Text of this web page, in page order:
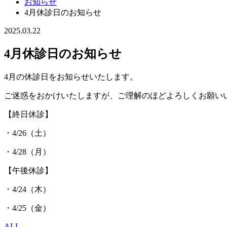
4月休診日のお知らせ
2025.03.22
4月休診日のお知らせ
4月の休診日をお知らせいたします。
ご迷惑をおかけいたしますが、ご理解のほどよろしくお願い
【終日休診】
・4/26（土）
・4/28（月）
【午後休診】
・4/24（木）
・4/25（金）